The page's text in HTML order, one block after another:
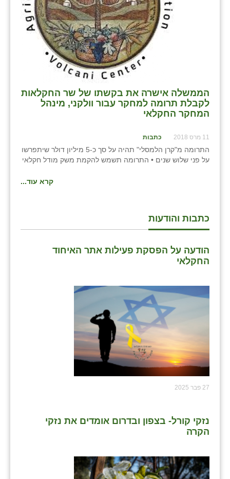
הממשלה אישרה את בקשתו של שר החקלאות
לקבלת תרומה למחקר עבור וולקני, מינהל
המחקר החקלאי
11 מרס 2018 כתבות
התרומה מ"קרן הלמסלי" תהיה על סך כ-5 מיליון דולר שיתפרשו
על פני שלוש שנים • התרומה תשמש להקמת משק מודל חקלאי
קרא עוד...
כתבות והודעות
הודעה על הפסקת פעילות אתר האיחוד
החקלאי
27 פבר 2025
נזקי קורל- בצפון ובדרום אומדים את נזקי
הקרה